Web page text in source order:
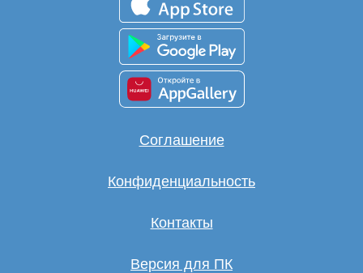
Соглашение
Конфиденциальность
Контакты
Версия для ПК